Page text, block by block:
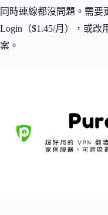
同時連線都沒問題。需要
Login（$1.45/月），或改
案。